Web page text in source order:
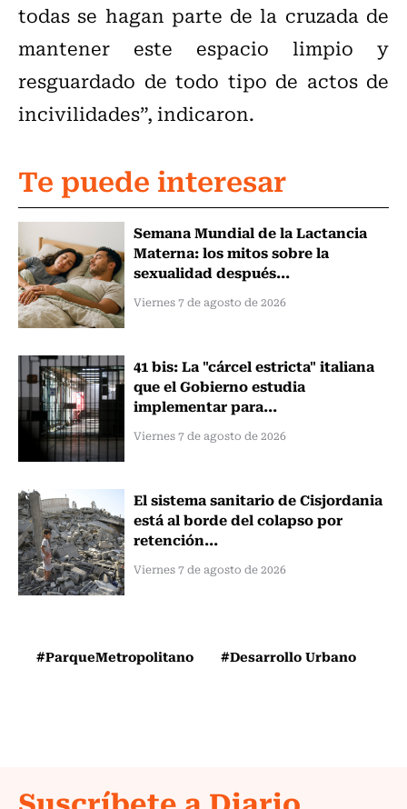
todas se hagan parte de la cruzada de
mantener este espacio limpio y
resguardado de todo tipo de actos de
incivilidades”, indicaron.
Te puede interesar
Semana Mundial de la Lactancia
Materna: los mitos sobre la
sexualidad después...
Viernes 7 de agosto de 2026
41 bis: La "cárcel estricta" italiana
que el Gobierno estudia
implementar para...
Viernes 7 de agosto de 2026
El sistema sanitario de Cisjordania
está al borde del colapso por
retención...
Viernes 7 de agosto de 2026
#ParqueMetropolitano #Desarrollo Urbano